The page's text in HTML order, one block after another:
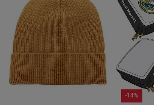
-14%